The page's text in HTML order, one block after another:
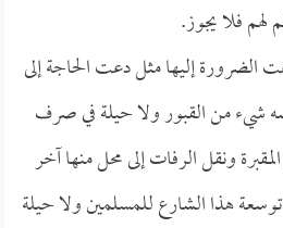
لهم فلا يجوز.
الضرورة إليها مثل دعت الحاجة إلى
شيء من القبور ولا حيلة في صرف
ونقل الرفات إلى محل منها آخر
هذا الشارع للمسلمين ولا حيلة